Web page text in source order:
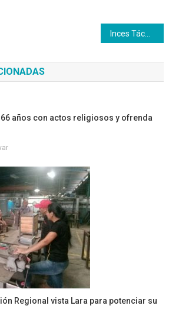
Inces Táchira forja alianza con CANTV para formaciones productivas
66 años con actos religiosos y ofrenda
Regional vista Lara para potenciar su